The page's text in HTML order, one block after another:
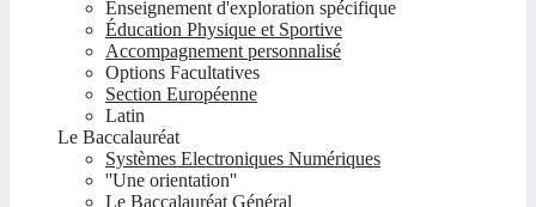
Enseignement d'exploration spécifique
Éducation Physique et Sportive
Accompagnement personnalisé
Options Facultatives
Section Européenne
Latin
Le Baccalauréat
Systèmes Electroniques Numériques
''Une orientation''
Le Baccalauréat Général